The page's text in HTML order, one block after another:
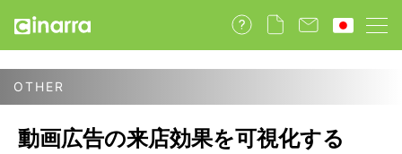
動画広告の来店効果を可視化する